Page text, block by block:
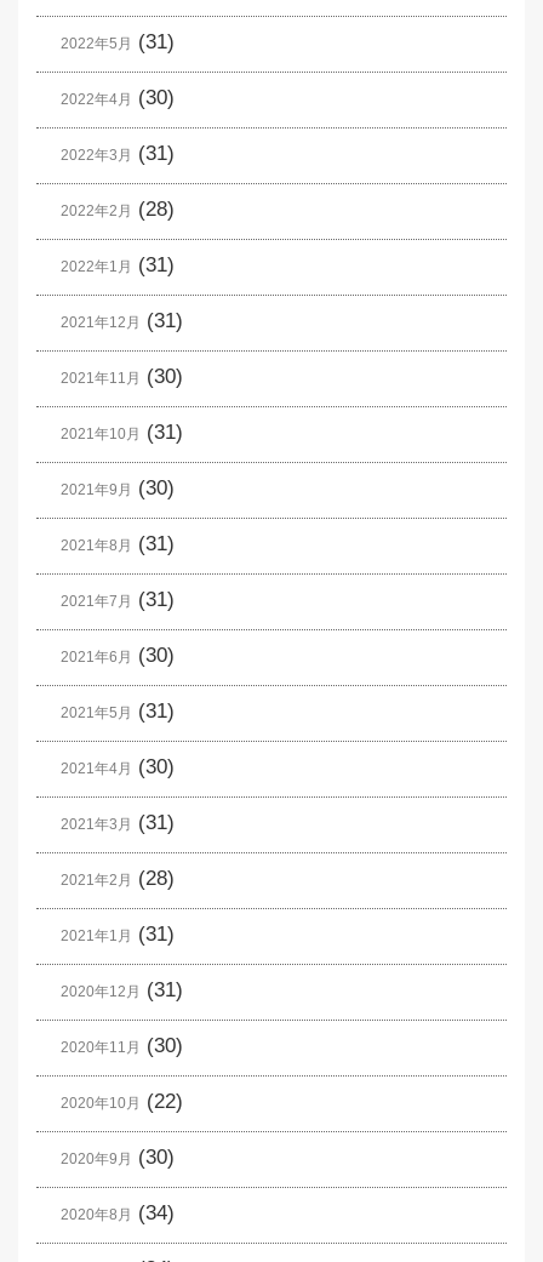
2022年5月 (31)
2022年4月 (30)
2022年3月 (31)
2022年2月 (28)
2022年1月 (31)
2021年12月 (31)
2021年11月 (30)
2021年10月 (31)
2021年9月 (30)
2021年8月 (31)
2021年7月 (31)
2021年6月 (30)
2021年5月 (31)
2021年4月 (30)
2021年3月 (31)
2021年2月 (28)
2021年1月 (31)
2020年12月 (31)
2020年11月 (30)
2020年10月 (22)
2020年9月 (30)
2020年8月 (34)